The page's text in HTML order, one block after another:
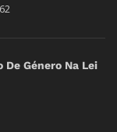
Género Na Lei